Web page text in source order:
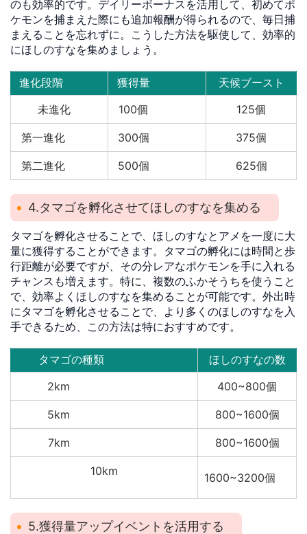
のも効率的です。デイリーボーナスを活用して、初めてポ
ケモンを捕まえた際にも追加報酬が得られるので、毎日捕
まえることを忘れずに。こうした方法を駆使して、効率的
にほしのすなを集めましょう。
進化段階 獲得量
天候ブースト
未進化
100個 125個
第一進化 300個 375個
第二進化 500個 625個
4.タマゴを孵化させてほしのすなを集める
タマゴを孵化させることで、ほしのすなとアメを一度に大
量に獲得することができます。タマゴの孵化には時間と歩
行距離が必要ですが、その分レアなポケモンを手に入れる
チャンスも増えます。特に、複数のふかそうちを使うこと
で、効率よくほしのすなを集めることが可能です。外出時
にタマゴを孵化させることで、より多くのほしのすなを入
手できるため、この方法は特におすすめです。
タマゴの種類
ほしのすなの数
2km
400~800個
5km 800~1600個
7km 800~1600個
10km 1600~3200個
5.獲得量アップイベントを活用する